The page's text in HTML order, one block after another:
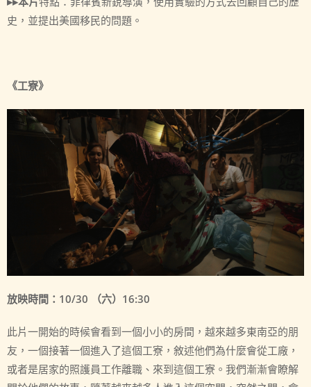
史，並提出美國移民的問題。
《工寮》
放映時間：10/30 （六）16:30
此片一開始的時候會看到一個小小的房間，越來越多東南亞的朋
友，一個接著一個進入了這個工寮，敘述他們為什麼會從工廠，
或者是居家的照護員工作離職、來到這個工寮。我們漸漸會瞭解